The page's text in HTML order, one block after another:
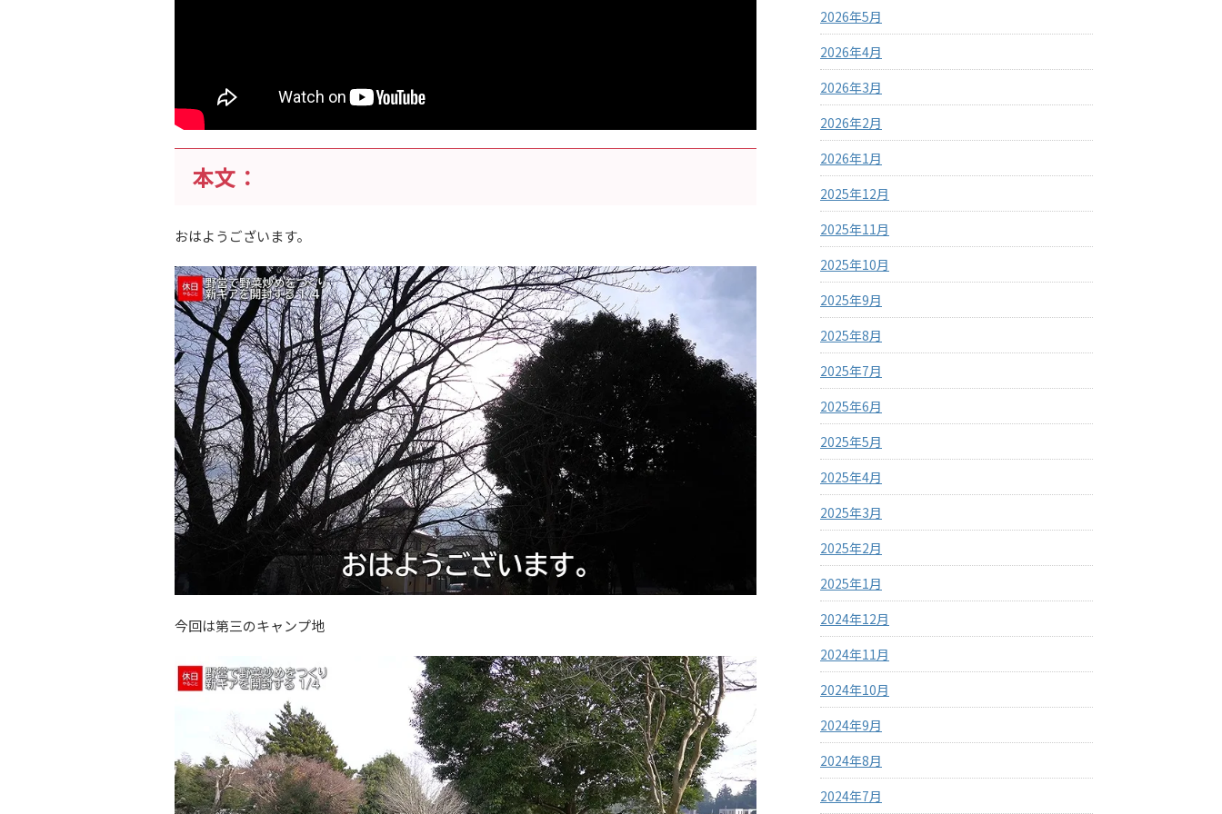
本文：
おはようございます。
今回は第三のキャンプ地
2026年5月
2026年4月
2026年3月
2026年2月
2026年1月
2025年12月
2025年11月
2025年10月
2025年9月
2025年8月
2025年7月
2025年6月
2025年5月
2025年4月
2025年3月
2025年2月
2025年1月
2024年12月
2024年11月
2024年10月
2024年9月
2024年8月
2024年7月